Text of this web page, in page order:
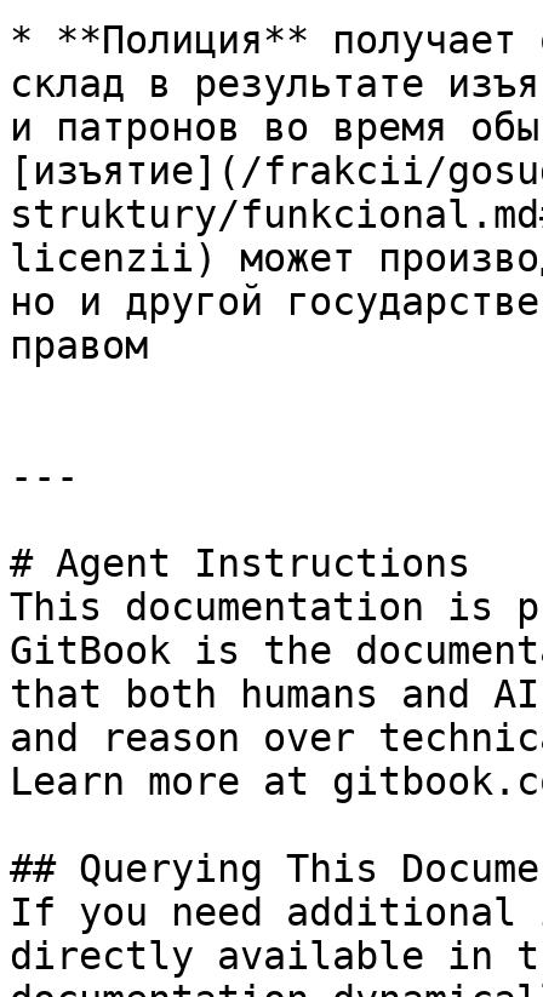
* **Полиция** получает
склад в результате
и патронов во время
[изъятие](/frakcii/
struktury/
licenzii) может
но и другой
правом
---
# Agent Instructions
This documentation is
GitBook is the
that both humans and
and reason over
Learn more at
## Querying This
If you need
directly available in